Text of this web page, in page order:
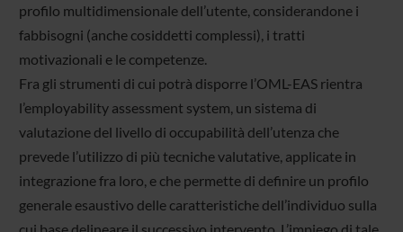
profilo multidimensionale dell’utente, considerandone i
fabbisogni (anche cosiddetti complessi), i tratti
motivazionali e le competenze.
Fra gli strumenti di cui potrà disporre l’OML-EAS rientra
l’employability assessment system, un sistema di
valutazione del livello di occupabilità dell’utenza che
prevede l’utilizzo di più tecniche valutative, applicate in
integrazione fra loro, e che permette di definire un profilo
generale esaustivo delle caratteristiche dell’individuo sulla